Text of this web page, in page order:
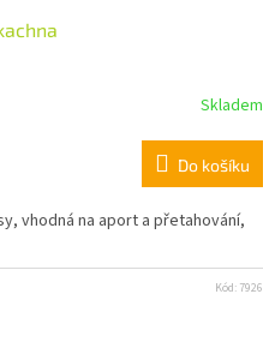
Skladem
Do košíku
vhodná na aport a přetahování,
Kód: 7926